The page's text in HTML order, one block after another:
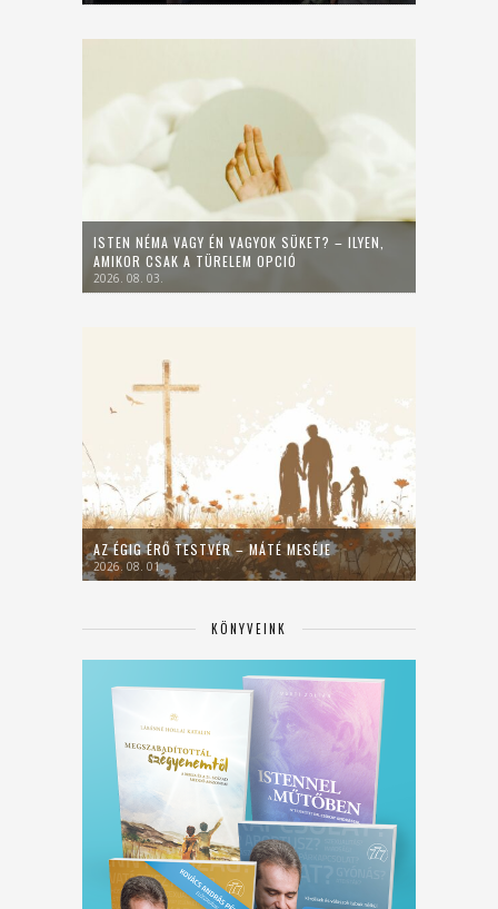
ISTEN NÉMA VAGY ÉN VAGYOK SÜKET? – ILYEN,
AMIKOR CSAK A TÜRELEM OPCIÓ
2026. 08. 03.
AZ ÉGIG ÉRŐ TESTVÉR – MÁTÉ MESÉJE
2026. 08. 01.
KÖNYVEINK